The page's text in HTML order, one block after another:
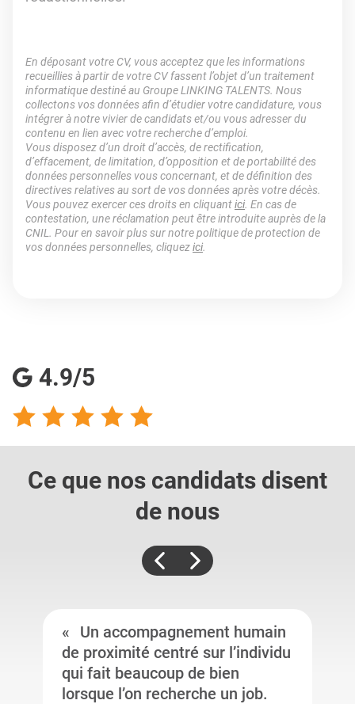
En déposant votre CV, vous acceptez que les informations
recueillies à partir de votre CV fassent l’objet d’un traitement
informatique destiné au Groupe LINKING TALENTS. Nous
collectons vos données afin d’étudier votre candidature, vous
intégrer à notre vivier de candidats et/ou vous adresser du
contenu en lien avec votre recherche d’emploi.
Vous disposez d’un droit d’accès, de rectification,
d’effacement, de limitation, d’opposition et de portabilité des
données personnelles vous concernant, et de définition des
directives relatives au sort de vos données après votre décès.
Vous pouvez exercer ces droits en cliquantici. En cas de
contestation, une réclamation peut être introduite auprès de la
CNIL. Pour en savoir plus sur notre politique de protection de
vos données personnelles, cliquezici.
4.9/5
Ce que nos candidats disent
de nous
Un accompagnement humain
de proximité centré sur l’individu
qui fait beaucoup de bien
lorsque l’on recherche un job.